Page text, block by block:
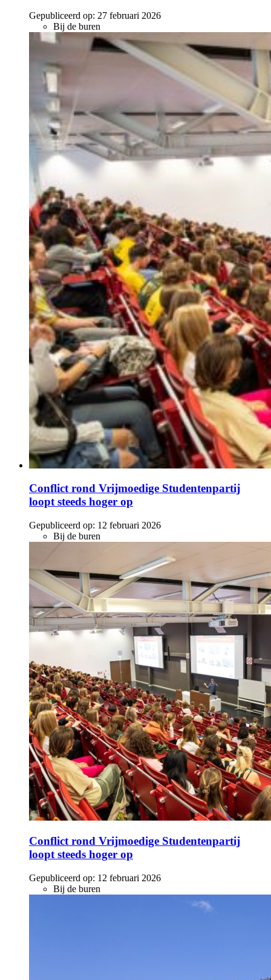
Gepubliceerd op: 27 februari 2026
Bij de buren
Conflict rond Vrijmoedige Studentenpartij
loopt steeds hoger op
Gepubliceerd op: 12 februari 2026
Bij de buren
Conflict rond Vrijmoedige Studentenpartij
loopt steeds hoger op
Gepubliceerd op: 12 februari 2026
Bij de buren